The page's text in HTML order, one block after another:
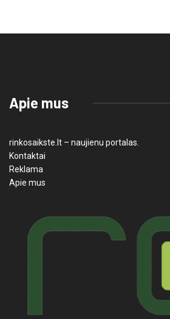
Apie mus
rinkosaikste.lt – naujienu portalas.
Kontaktai
Reklama
Apie mus